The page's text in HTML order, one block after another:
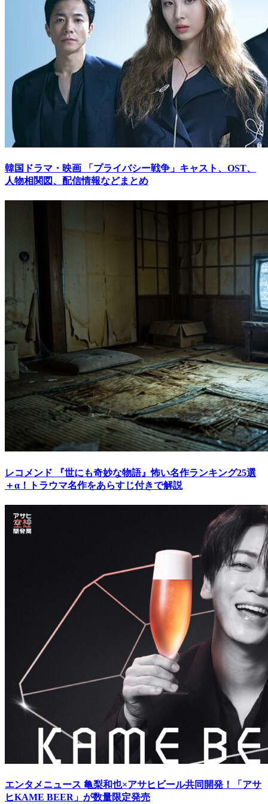
韓国ドラマ・映画 「プライバシー戦争」キャスト、OST、
人物相関図、配信情報などまとめ
レコメンド 『世にも奇妙な物語』怖い名作ランキング25選
＋α！トラウマ名作をあらすじ付きで解説
エンタメニュース 亀梨和也×アサヒビール共同開発！「アサ
ヒKAME BEER」が数量限定発売